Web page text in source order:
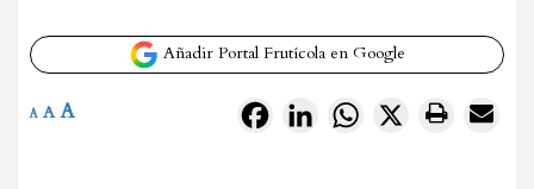
Añadir Portal Frutícola en Google
FacebookLinkedInWhatsApp
X
A A A